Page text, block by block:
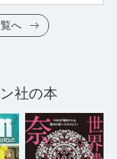
へ
社の本